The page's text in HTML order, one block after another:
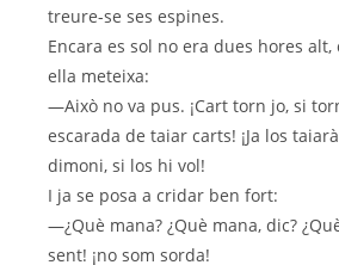
treure-se ses espines.
Encara es sol no era dues hores
ella meteixa:
—Això no va pus. ¡Cart torn jo, si
escarada de taiar carts! ¡Ja los
dimoni, si los hi vol!
I ja se posa a cridar ben fort:
—¿Què mana? ¿Què mana, dic?
sent! ¡no som sorda!